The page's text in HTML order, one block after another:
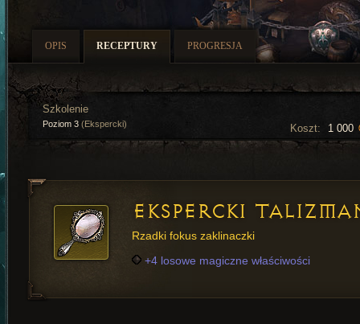
OPIS RECEPTURY PROGRESJA
Koszt: 1 000
Szkolenie
Poziom 3 (Ekspercki)
EKSPERCKI
Rzadki fokus zaklinaczki
+4 losowe magiczne właściwości